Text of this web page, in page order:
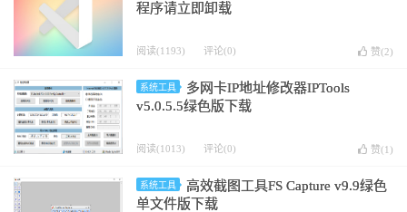
程序请立即卸载
阅读(1193) 评论(0) 赞(2)
系统工具
多网卡IP地址修改器IPTools
v5.0.5.5绿色版下载
阅读(1013) 评论(0) 赞(1 )
系统工具
高效截图工具FS Capture v9.9绿色
单文件版下载